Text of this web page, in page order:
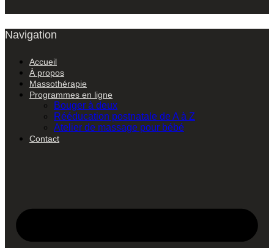
Navigation
Accueil
À propos
Massothérapie
Programmes en ligne
Bouger à deux
Rééducation postnatale de A à Z
Atelier de massage pour bébé
Contact